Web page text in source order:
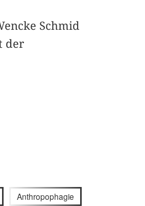
Schmid
der
Anthropophagie